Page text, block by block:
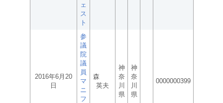
ェ
ス
ト
2016年6月20
日
参
議
院
議
員
マ
ニ
フ
森
英夫
神
奈
川
県
神
奈
川
県
0000000399